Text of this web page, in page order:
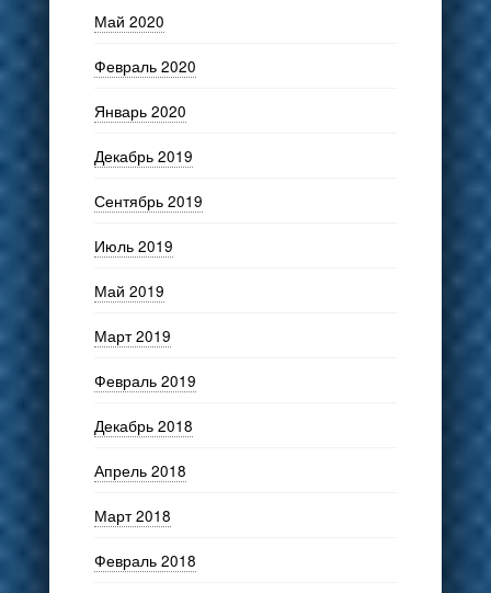
Май 2020
Февраль 2020
Январь 2020
Декабрь 2019
Сентябрь 2019
Июль 2019
Май 2019
Март 2019
Февраль 2019
Декабрь 2018
Апрель 2018
Март 2018
Февраль 2018